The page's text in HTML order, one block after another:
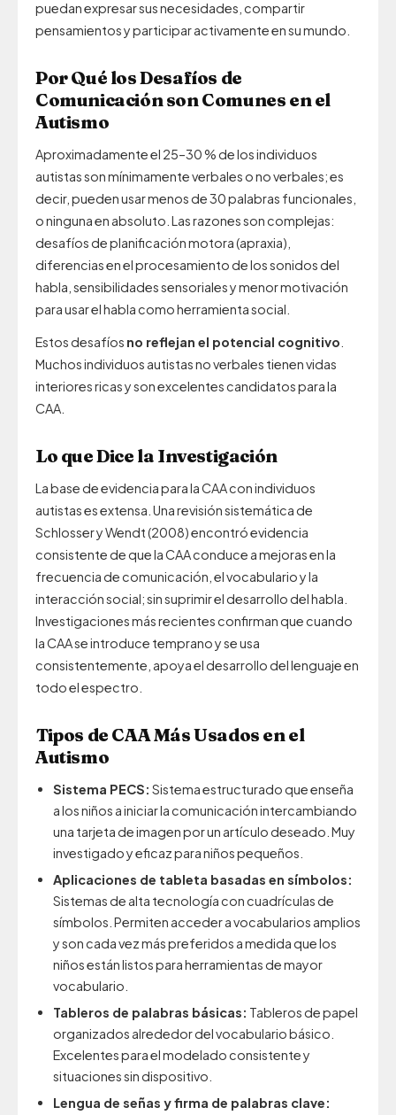
puedan expresar sus necesidades, compartir
pensamientos y participar activamente en su mundo.
Por Qué los Desafíos de
Comunicación son Comunes en el
Autismo
Aproximadamente el 25–30 % de los individuos
autistas son mínimamente verbales o no verbales; es
decir, pueden usar menos de 30 palabras funcionales,
o ninguna en absoluto. Las razones son complejas:
desafíos de planificación motora (apraxia),
diferencias en el procesamiento de los sonidos del
habla, sensibilidades sensoriales y menor motivación
para usar el habla como herramienta social.
Estos desafíos no reflejan el potencial cognitivo
Muchos individuos autistas no verbales tienen vidas
interiores ricas y son excelentes candidatos para la
CAA.
Lo que Dice la Investigación
La base de evidencia para la CAA con individuos
autistas es extensa. Una revisión sistemática de
Schlosser y Wendt (2008) encontró evidencia
consistente de que la CAA conduce a mejoras en la
frecuencia de comunicación, el vocabulario y la
interacción social; sin suprimir el desarrollo del habla.
Investigaciones más recientes confirman que cuando
la CAA se introduce temprano y se usa
consistentemente, apoya el desarrollo del lenguaje en
todo el espectro.
Tipos de CAA Más Usados en el
Autismo
Sistema PECS: Sistema estructurado que enseña
a los niños a iniciar la comunicación intercambiando
una tarjeta de imagen por un artículo deseado. Muy
investigado y eficaz para niños pequeños.
Aplicaciones de tableta basadas en símbolos:
Sistemas de alta tecnología con cuadrículas de
símbolos. Permiten acceder a vocabularios amplios
y son cada vez más preferidos a medida que los
niños están listos para herramientas de mayor
vocabulario.
Tableros de palabras básicas: Tableros de papel
organizados alrededor del vocabulario básico.
Excelentes para el modelado consistente y
situaciones sin dispositivo.
Lengua de señas y firma de palabras clave: